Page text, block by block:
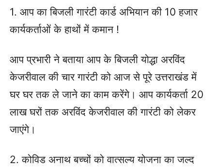
1. आप का बिजली गारंटी कार्ड अभियान की 10 हजार
कार्यकर्ताओं के हाथों में कमान !
आप प्रभारी ने बताया आप के बिजली योद्धा अरविंद
केजरीवाल की चार गारंटी को आज से पूरे उत्तराखंड में
घर घर तक ले जाने का काम करेंगे। आप कार्यकर्ता 20
लाख घरों तक अरविंद केजरीवाल की गारंटी को लेकर
जाएंगे।
2. कोविड अनाथ बच्चों को वात्सल्य योजना का जल्द